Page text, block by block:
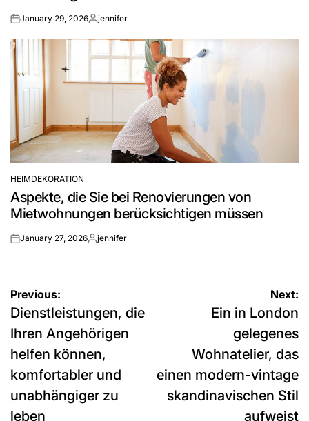
onJanuary 29, 2026Posted
jennifer
POSTED
IN
HEIMDEKORATION
Aspekte, die Sie bei Renovierungen von
Mietwohnungen berücksichtigen müssen
onJanuary 27, 2026Posted
jennifer
Post
navigation
Previous:
Dienstleistungen, die
Ihren Angehörigen
helfen können,
komfortabler und
unabhängiger zu
leben
Next:
Ein in London
gelegenes
Wohnatelier, das
einen modern-vintage
skandinavischen Stil
aufweist